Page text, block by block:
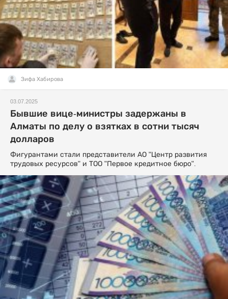
Зифа Хабирова
03.07.2025
Бывшие вице-министры задержаны в
Алматы по делу о взятках в сотни тысяч
долларов
Фигурантами стали представители АО "Центр развития
трудовых ресурсов" и ТОО "Первое кредитное бюро".